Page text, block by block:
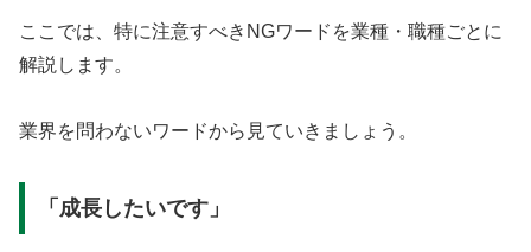
ここでは、特に注意すべきNGワードを業種・職種ごとに
解説します。
業界を問わないワードから見ていきましょう。
「成長したいです」